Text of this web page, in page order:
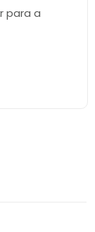
para a